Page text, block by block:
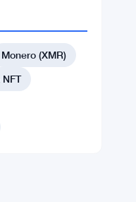
Monero (XMR)
NFT